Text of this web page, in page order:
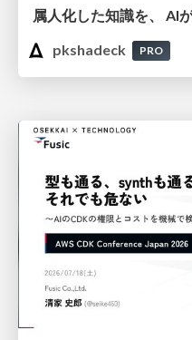
属人化した知識を、 AI
pkshadeck
PRO